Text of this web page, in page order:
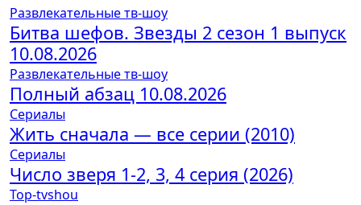
Развлекательные тв-шоу
Битва шефов. Звезды 2 сезон 1 выпуск
10.08.2026
Развлекательные тв-шоу
Полный абзац 10.08.2026
Сериалы
Жить сначала — все серии (2010)
Сериалы
Число зверя 1-2, 3, 4 серия (2026)
Top-tvshou